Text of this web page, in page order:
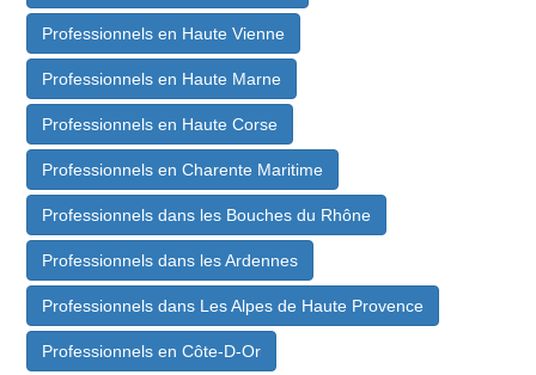
Professionnels en Haute Vienne
Professionnels en Haute Marne
Professionnels en Haute Corse
Professionnels en Charente Maritime
Professionnels dans les Bouches du Rhône
Professionnels dans les Ardennes
Professionnels dans Les Alpes de Haute Provence
Professionnels en Côte-D-Or